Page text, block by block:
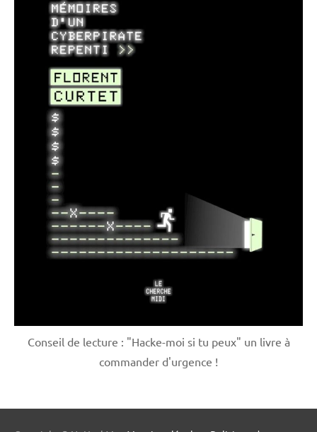
Conseil de lecture : "Hacke-moi si tu peux" un livre à
commander d'urgence !